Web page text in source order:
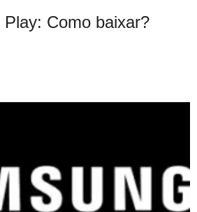
Como baixar?